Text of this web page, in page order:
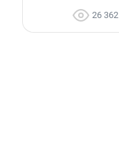
26 362